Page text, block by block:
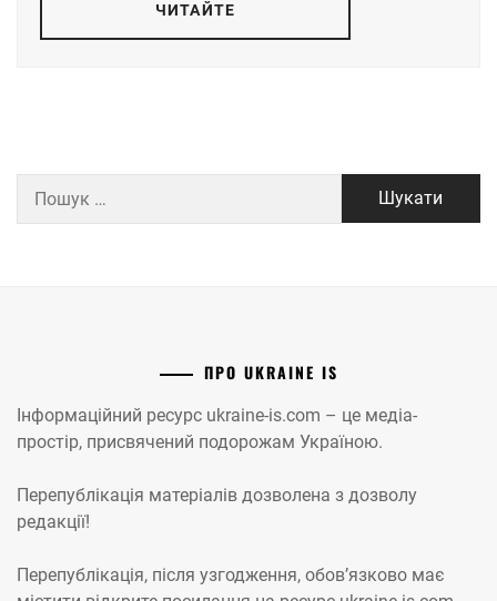
ЧИТАЙТЕ
ПРО UKRAINE IS
Інформаційний ресурс ukraine-is.com – це медіа-
простір, присвячений подорожам Україною.
Перепублікація матеріалів дозволена з дозволу
редакції!
Перепублікація, після узгодження, обов’язково має